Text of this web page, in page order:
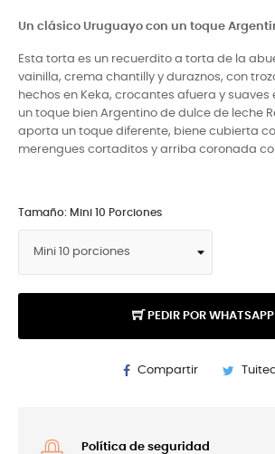
Un clásico Uruguayo con un toque
Esta torta es un recuerdito a torta de la
vainilla, crema chantilly y duraznos, con
hechos en Keka, crocantes afuera y suaves
un toque bien Argentino de dulce de leche
aporta un toque diferente, biene cubierta
merengues cortaditos y arriba coronada
Tamaño: Mini 10 Porciones
PEDIR POR WHATSAPP
Compartir
Política de seguridad